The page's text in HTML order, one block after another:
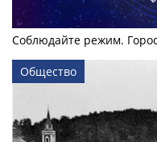
Соблюдайте режим.
Общество